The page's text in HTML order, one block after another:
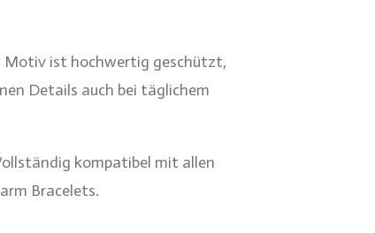
Motiv ist hochwertig geschützt,
Details auch bei täglichem
kompatibel mit allen
Bracelets.